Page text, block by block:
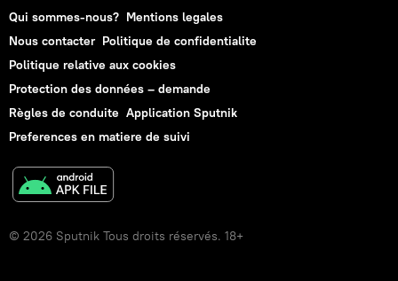
Qui sommes-nous? Mentions legales
Nous contacter Politique de confidentialite
Politique relative aux cookies
Protection des données – demande
Règles de conduite Application Sputnik
Preferences en matiere de suivi
© 2026 Sputnik Tous droits réservés. 18+